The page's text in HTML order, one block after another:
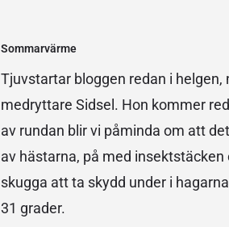
Sommarvärme
Tjuvstartar bloggen redan i
medryttare Sidsel. Hon kommer
av rundan blir vi påminda om att
av hästarna, på med
skugga att ta skydd under i
31 grader.